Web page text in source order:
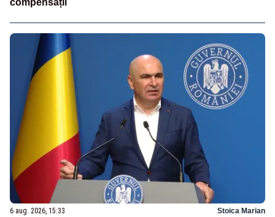
compensații
6 aug. 2026, 15:33 Stoica Marian